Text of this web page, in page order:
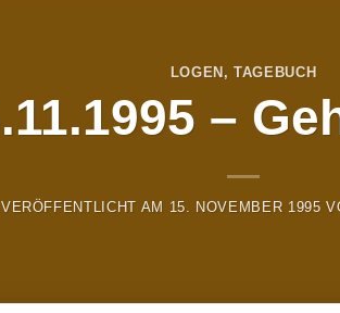
LOGEN ,TAGEBUCH
–
VERÖFFENTLICHT AM 15. NOVEMBER 1995